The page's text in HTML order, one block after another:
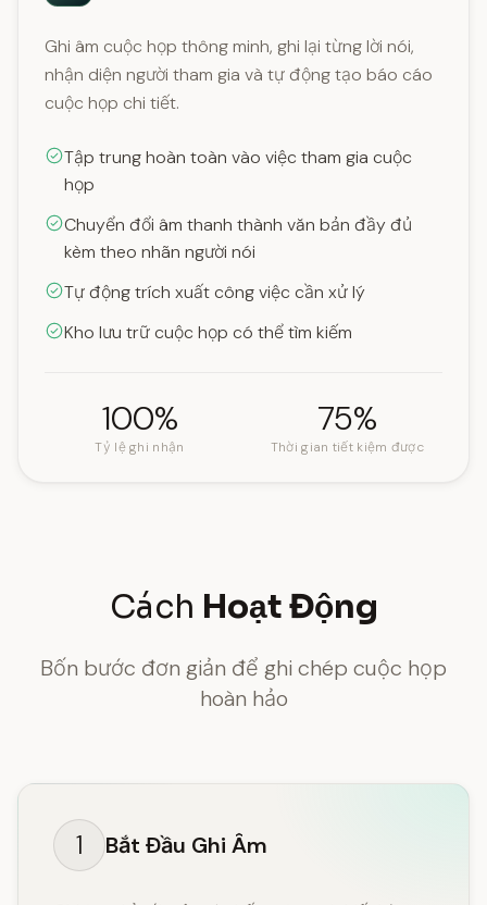
Ghi âm cuộc họp thông minh, ghi lại từng lời nói,
nhận diện người tham gia và tự động tạo báo cáo
cuộc họp chi tiết.
Tập trung hoàn toàn vào việc tham gia cuộc
họp
Chuyển đổi âm thanh thành văn bản đầy đủ
kèm theo nhãn người nói
Tự động trích xuất công việc cần xử lý
Kho lưu trữ cuộc họp có thể tìm kiếm
100%
Tỷ lệ ghi nhận
75%
Thời gian tiết kiệm được
Cách Hoạt Động
Bốn bước đơn giản để ghi chép cuộc họp
hoàn hảo
1 Bắt Đầu Ghi Âm